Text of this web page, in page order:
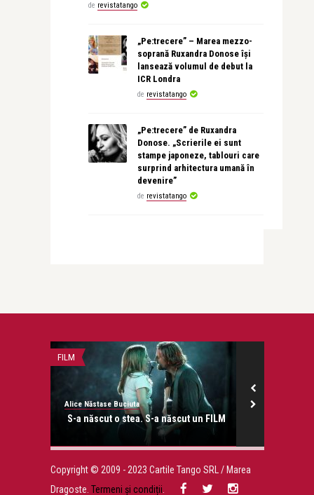
de revistatango
„Pe:trecere” – Marea mezzo-
soprană Ruxandra Donose își
lansează volumul de debut la
ICR Londra
de revistatango
„Pe:trecere” de Ruxandra
Donose. „Scrierile ei sunt
stampe japoneze, tablouri care
surprind arhitectura umană în
devenire”
de revistatango
FILM
Alice Năstase Buciuta
S-a născut o stea. S-a născut un FILM
Copyright © 2009 - 2023 Cartile Tango SRL / Marea
Dragoste. Termeni și condiții.